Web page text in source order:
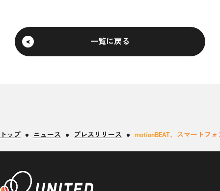
一覧に戻る
トップ ニュース プレスリリース motionBEAT、スマートフ